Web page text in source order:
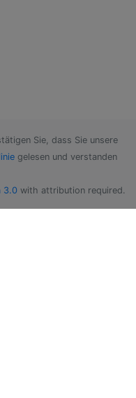
Sie, dass Sie unsere
gelesen und verstanden
3.0 with attribution required.